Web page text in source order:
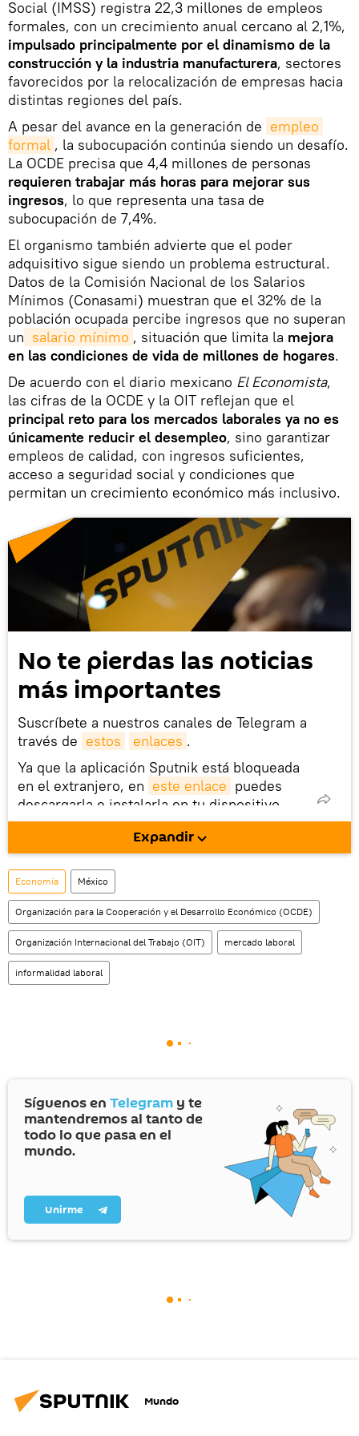
Social (IMSS) registra 22,3 millones de empleos
formales, con un crecimiento anual cercano al 2,1%,
impulsado principalmente por el dinamismo de la
construcción y la industria manufacturera, sectores
favorecidos por la relocalización de empresas hacia
distintas regiones del país.
A pesar del avance en la generación de empleo
formal , la subocupación continúa siendo un desafío.
La OCDE precisa que 4,4 millones de personas
requieren trabajar más horas para mejorar sus
ingresos, lo que representa una tasa de
subocupación de 7,4%.
El organismo también advierte que el poder
adquisitivo sigue siendo un problema estructural.
Datos de la Comisión Nacional de los Salarios
Mínimos (Conasami) muestran que el 32% de la
población ocupada percibe ingresos que no superan
un salario mínimo , situación que limita la mejora
en las condiciones de vida de millones de hogares.
De acuerdo con el diario mexicano El Economista,
las cifras de la OCDE y la OIT reflejan que el
principal reto para los mercados laborales ya no es
únicamente reducir el desempleo, sino garantizar
empleos de calidad, con ingresos suficientes,
acceso a seguridad social y condiciones que
permitan un crecimiento económico más inclusivo.
No te pierdas las noticias
más importantes
Suscríbete a nuestros canales de Telegram a
través de estos enlaces .
Ya que la aplicación Sputnik está bloqueada
en el extranjero, en este enlace puedes
descargarla e instalarla en tu dispositivo
móvil (¡solo para Android!).
También tenemos una cuenta en la red
social rusa VK .
Expandir
Economía México
Organización para la Cooperación y el Desarrollo Económico (OCDE)
Organización Internacional del Trabajo (OIT) mercado laboral
informalidad laboral
Síguenos en Telegram y te
mantendremos al tanto de
todo lo que pasa en el
mundo.
Unirme
Mundo